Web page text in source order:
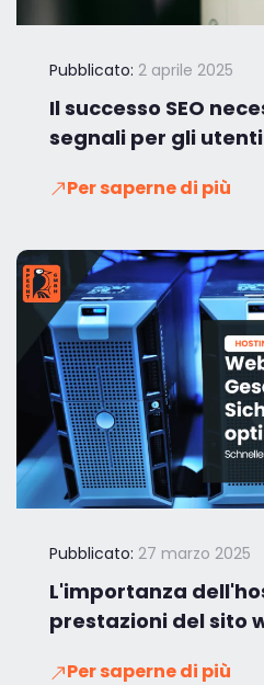
Pubblicato: 2 aprile 2025
Il successo SEO
segnali per gli utenti
Per saperne di più
Pubblicato: 27 marzo 2025
L'importanza
prestazioni del sito
Per saperne di più